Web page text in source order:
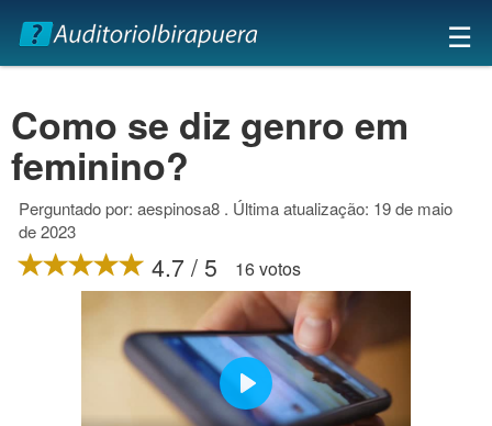
×
☰
Como se diz genro em
feminino?
Perguntado por: aespinosa8 . Última atualização: 19 de maio
de 2023
4.7 / 5 16 votos
Play